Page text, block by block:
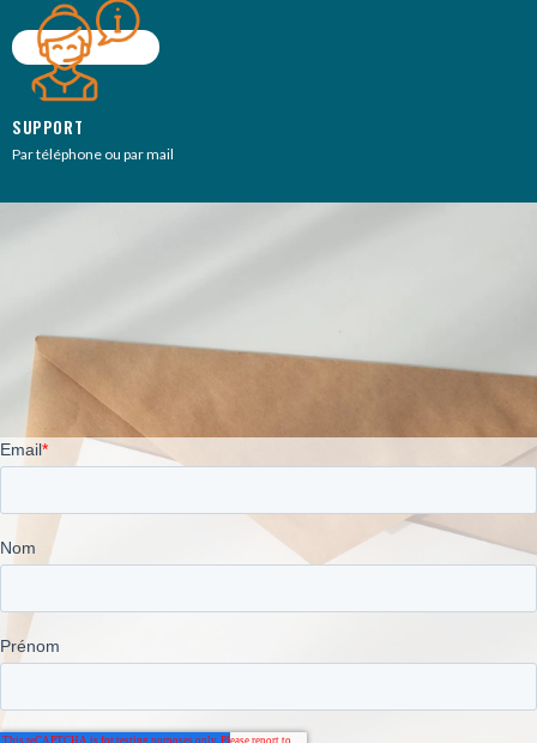
SUPPORT
Par téléphone ou par mail